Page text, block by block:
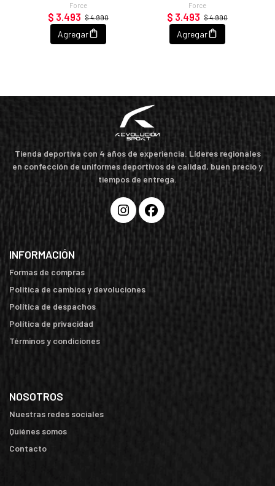
Force
$ 4.990
$ 3.493
Agregar
Force
$ 4.990
$ 3.493
Agregar
Tienda deportiva con 4 años de experiencia. Líderes regionales
en confección de uniformes deportivos de calidad, buen precio y
tiempos de entrega.
INFORMACIÓN
Formas de compras
Política de cambios y devoluciones
Política de despachos
Política de privacidad
Términos y condiciones
NOSOTROS
Nuestras redes sociales
Quiénes somos
Contacto